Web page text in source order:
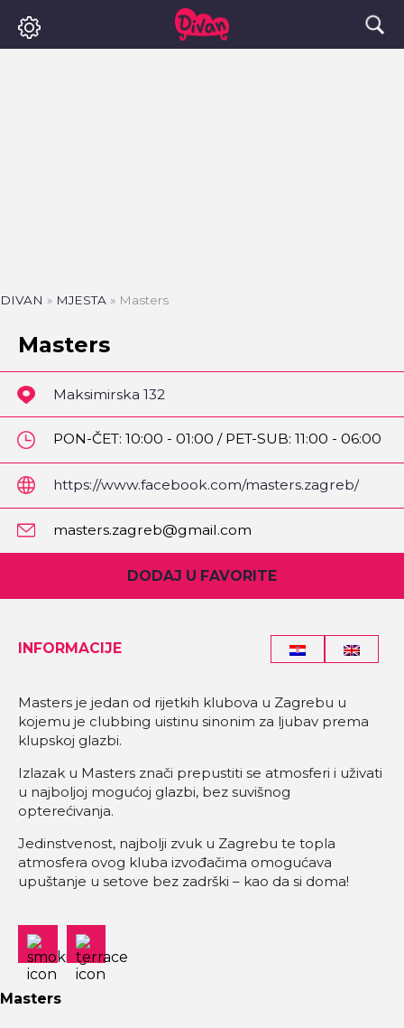
DIVAN » MJESTA » Masters
Masters
Maksimirska 132
PON-ČET: 10:00 - 01:00 / PET-SUB: 11:00 - 06:00
/ NED: 12:00 - 00:00
https://www.facebook.com/masters.zagreb/
masters.zagreb@gmail.com
DODAJ U FAVORITE
INFORMACIJE
Masters je jedan od rijetkih klubova u Zagrebu u
kojemu je clubbing uistinu sinonim za ljubav prema
klupskoj glazbi.
Izlazak u Masters znači prepustiti se atmosferi i uživati
u najboljoj mogućoj glazbi, bez suvišnog
opterećivanja.
Jedinstvenost, najbolji zvuk u Zagrebu te topla
atmosfera ovog kluba izvođačima omogućava
upuštanje u setove bez zadrški – kao da si doma!
Masters